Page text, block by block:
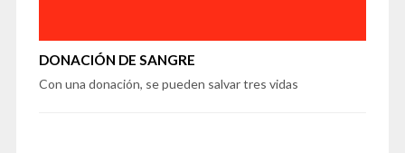
DONACIÓN DE SANGRE
Con una donación, se pueden salvar tres vidas